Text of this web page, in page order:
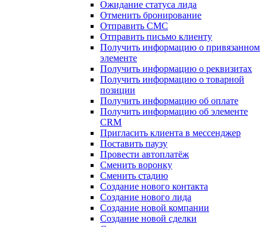
Ожидание статуса лида
Отменить бронирование
Отправить СМС
Отправить письмо клиенту
Получить информацию о привязанном
элементе
Получить информацию о реквизитах
Получить информацию о товарной
позиции
Получить информацию об оплате
Получить информацию об элементе
CRM
Пригласить клиента в мессенджер
Поставить паузу
Провести автоплатёж
Сменить воронку
Сменить стадию
Создание нового контакта
Создание нового лида
Создание новой компании
Создание новой сделки